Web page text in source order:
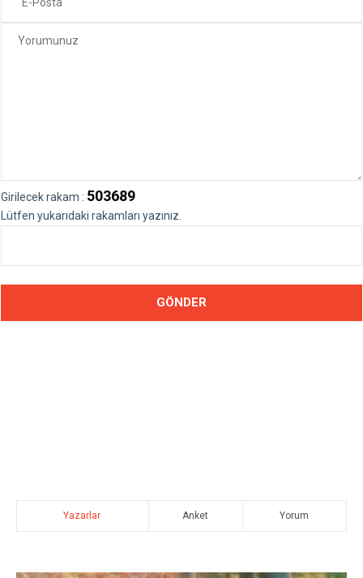
Girilecek rakam : 503689
Lütfen yukarıdaki rakamları yazınız.
Yazarlar Anket Yorum